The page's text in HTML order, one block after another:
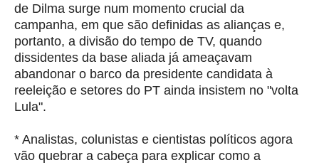
de Dilma surge num momento crucial da
campanha, em que são definidas as alianças e,
portanto, a divisão do tempo de TV, quando
dissidentes da base aliada já ameaçavam
abandonar o barco da presidente candidata à
reeleição e setores do PT ainda insistem no "volta
Lula".
* Analistas, colunistas e cientistas políticos agora
vão quebrar a cabeça para explicar como a